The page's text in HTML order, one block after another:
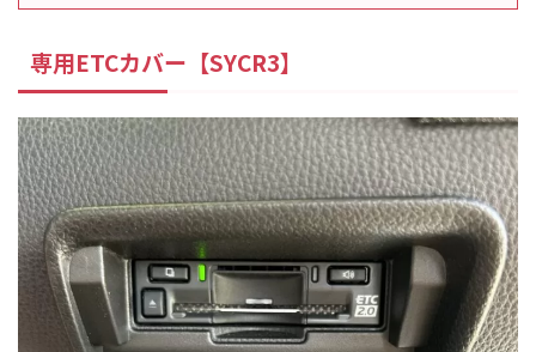
専用ETCカバー【SYCR3】